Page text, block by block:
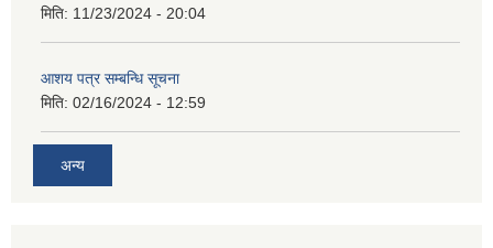
मिति: 11/23/2024 - 20:04
आशय पत्र सम्बन्धि सूचना
मिति: 02/16/2024 - 12:59
अन्य